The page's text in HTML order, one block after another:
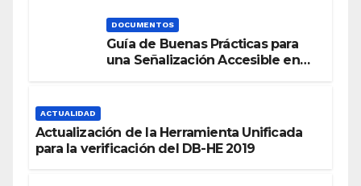
DOCUMENTOS
Guía de Buenas Prácticas para
una Señalización Accesible en
ACTUALIDAD
Actualización de la Herramienta Unificada
para la verificación del DB-HE 2019